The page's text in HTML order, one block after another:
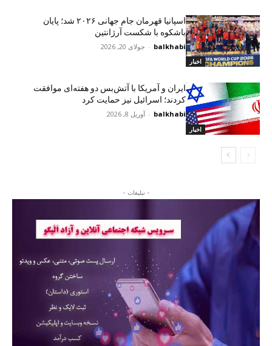
اخبار
اسپانیا قهرمان جام جهانی ۲۰۲۶ شد؛ پایان
باشکوه با شکست آرژانتین
balkhabi
- جولای 20, 2026
اخبار
ایران و آمریکا با آتش‌بس دو هفته‌ای موافقت
کردند؛ اسرائیل نیز حمایت کرد
balkhabi
- آوریل 8, 2026
- تبلیغات -